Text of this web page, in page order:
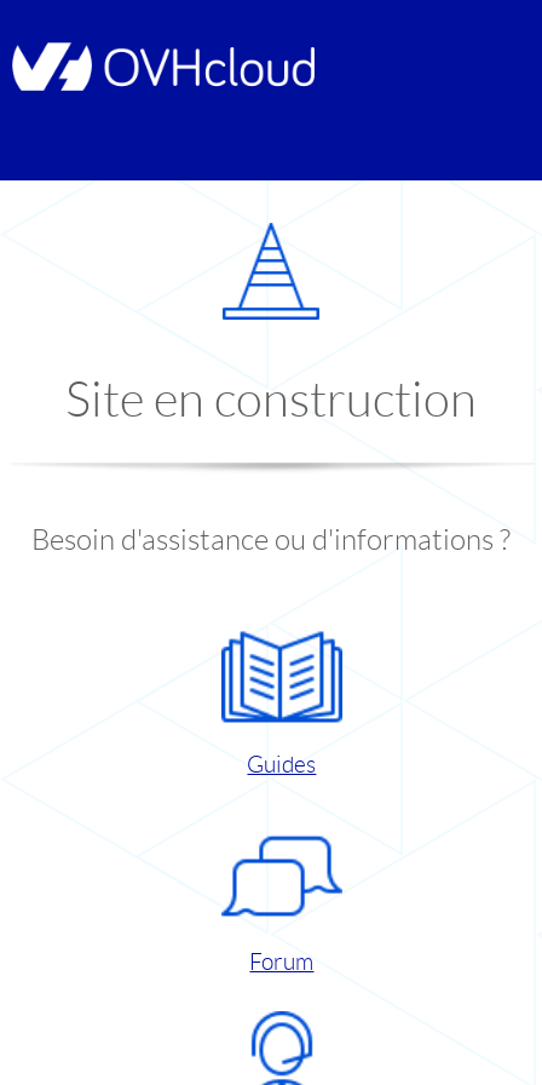
Site en construction
Besoin d'assistance ou d'informations ?
Guides
Forum